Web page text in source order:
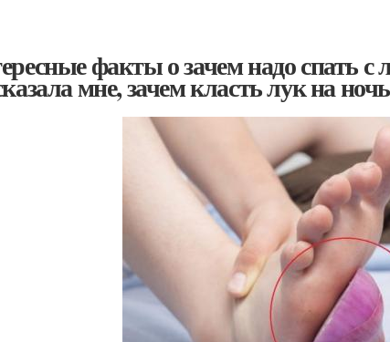
факты о зачем надо спать
мне, зачем класть лук на